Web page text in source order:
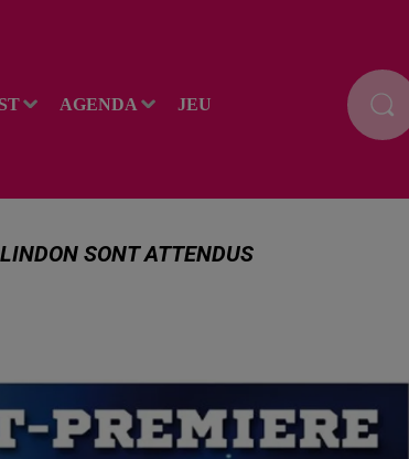
AGENDA JEU
SONT ATTENDUS